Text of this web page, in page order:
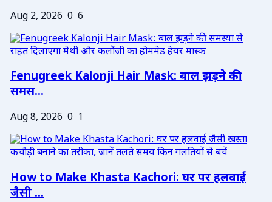
Aug 2, 2026 0 6
Fenugreek Kalonji Hair Mask: बाल झड़ने की
समस...
Aug 8, 2026 0 1
How to Make Khasta Kachori: घर पर हलवाई
जैसी ...